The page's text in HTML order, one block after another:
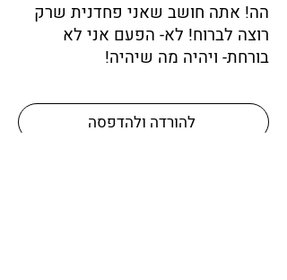
הה! אתה חושב שאני פחדנית שרק
רוצה לברוח! לא- הפעם אני לא
בורחת- ויהיה מה שיהיה!
להורדה ולהדפסה